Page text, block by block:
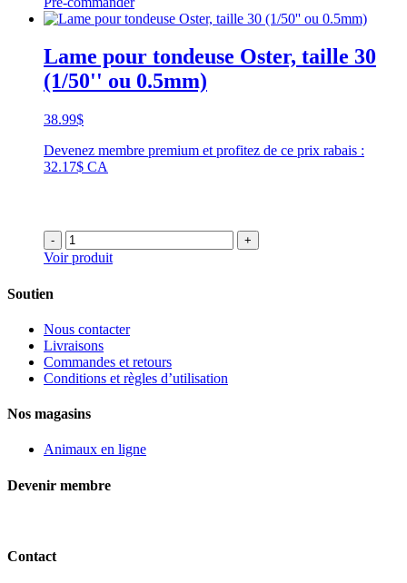
Lame pour tondeuse Oster, taille 30
(1/50'' ou 0.5mm)
38.99$
Devenez membre premium et profitez de ce prix rabais :
32.17$ CA
- +
Voir produit
Soutien
Nous contacter
Livraisons
Commandes et retours
Conditions et règles d’utilisation
Nos magasins
Animaux en ligne
Devenir membre
Contact